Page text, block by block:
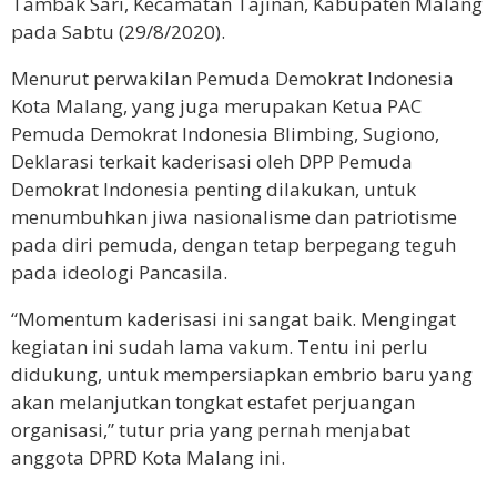
pada Sabtu (29/8/2020).
Menurut perwakilan Pemuda Demokrat Indonesia
Kota Malang, yang juga merupakan Ketua PAC
Pemuda Demokrat Indonesia Blimbing, Sugiono,
Deklarasi terkait kaderisasi oleh DPP Pemuda
Demokrat Indonesia penting dilakukan, untuk
menumbuhkan jiwa nasionalisme dan patriotisme
pada diri pemuda, dengan tetap berpegang teguh
pada ideologi Pancasila.
“Momentum kaderisasi ini sangat baik. Mengingat
kegiatan ini sudah lama vakum. Tentu ini perlu
didukung, untuk mempersiapkan embrio baru yang
akan melanjutkan tongkat estafet perjuangan
organisasi,” tutur pria yang pernah menjabat
anggota DPRD Kota Malang ini.